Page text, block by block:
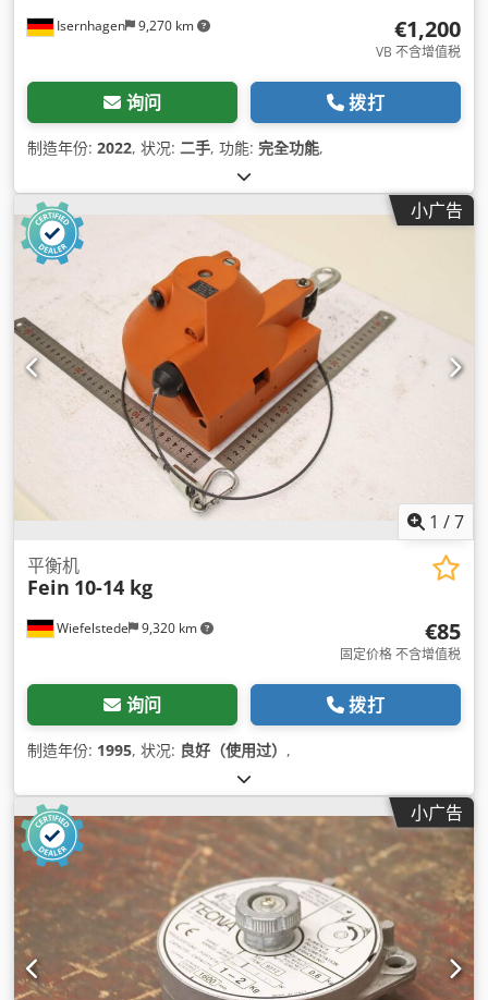
Isernhagen 9,270 km €1,200
VB 不含增值税
询问 拨打
制造年份: 2022, 状况: 二手, 功能: 完全功能,
小广告
1 /7
Wiefelstede 9,320 km
平衡机
Fein 10-14 kg
€85
固定价格 不含增值税
询问 拨打
制造年份: 1995, 状况: 良好（使用过） ,
小广告